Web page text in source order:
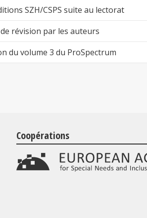
SZH/CSPS suite au lectorat
révision par les auteurs
du volume 3 du ProSpectrum
Coopérations